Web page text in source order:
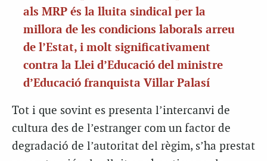
als MRP és la lluita sindical per la
millora de les condicions laborals arreu
de l’Estat, i molt significativament
contra la Llei d’Educació del ministre
d’Educació franquista Villar Palasí
Tot i que sovint es presenta l’intercanvi de
cultura des de l’estranger com un factor de
degradació de l’autoritat del règim, s’ha prestat